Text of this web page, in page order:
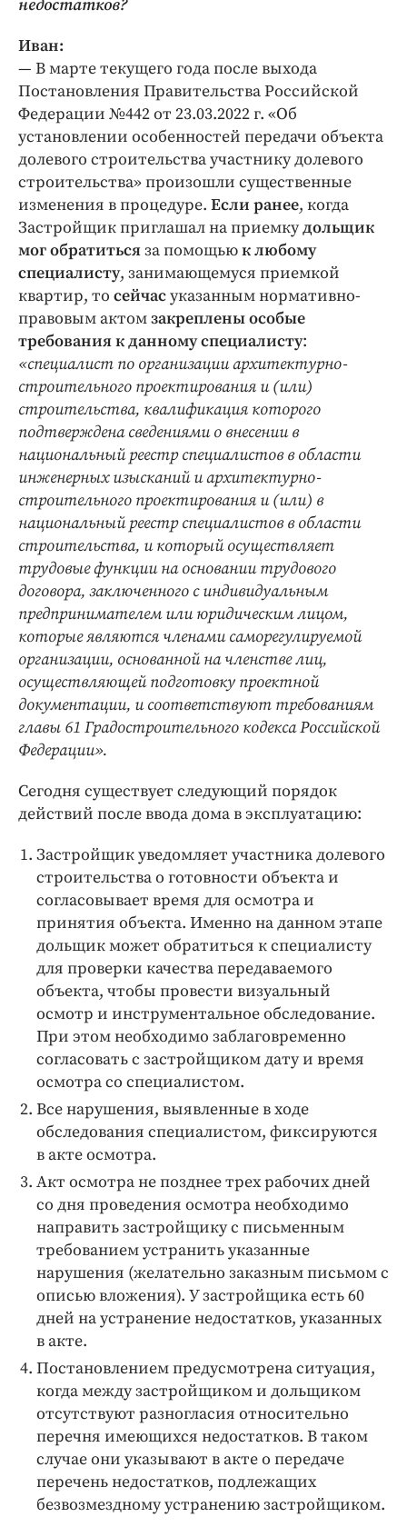
недостатков?
Иван:
— В марте текущего года после выхода
Постановления Правительства Российской
Федерации №442 от 23.03.2022 г. «Об
установлении особенностей передачи объекта
долевого строительства участнику долевого
строительства» произошли существенные
изменения в процедуре. Если ранее, когда
Застройщик приглашал на приемкудольщик
мог обратитьсяза помощьюк любому
специалисту, занимающемуся приемкой
квартир, то сейчасуказанным нормативно-
правовым актомзакреплены особые
требования к данному специалисту:
«специалист по организации архитектурно-
строительного проектирования и (или)
строительства, квалификация которого
подтверждена сведениями о внесении в
национальный реестр специалистов в области
инженерных изысканий и архитектурно-
строительного проектирования и (или) в
национальный реестр специалистов в области
строительства, и который осуществляет
трудовые функции на основании трудового
договора, заключенного с индивидуальным
предпринимателем или юридическим лицом,
которые являются членами саморегулируемой
организации, основанной на членстве лиц,
осуществляющей подготовку проектной
документации, и соответствуют требованиям
главы 61 Градостроительного кодекса Российской
Федерации».
Сегодня существует следующий порядок
действий после ввода дома в эксплуатацию:
Застройщик уведомляет участника долевого
строительства о готовности объекта и
согласовывает время для осмотра и
принятия объекта. Именно на данном этапе
дольщик может обратиться к специалисту
для проверки качества передаваемого
объекта, чтобы провести визуальный
осмотр и инструментальное обследование.
При этом необходимо заблаговременно
согласовать с застройщиком дату и время
осмотра со специалистом.
Все нарушения, выявленные в ходе
обследования специалистом, фиксируются
в акте осмотра.
Акт осмотра не позднее трех рабочих дней
со дня проведения осмотра необходимо
направить застройщику с письменным
требованием устранить указанные
нарушения (желательно заказным письмом с
описью вложения). У застройщика есть 60
дней на устранение недостатков, указанных
в акте.
Постановлением предусмотрена ситуация,
когда между застройщиком и дольщиком
отсутствуют разногласия относительно
перечня имеющихся недостатков. В таком
случае они указывают в акте о передаче
перечень недостатков, подлежащих
безвозмездному устранению застройщиком.